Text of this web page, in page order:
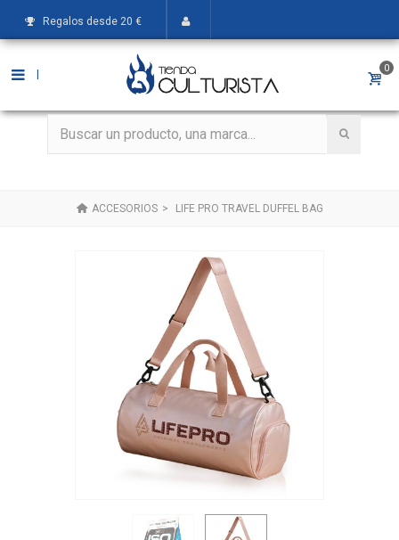
Regalos desde 20 €
0
ACCESORIOS > LIFE PRO TRAVEL DUFFEL BAG